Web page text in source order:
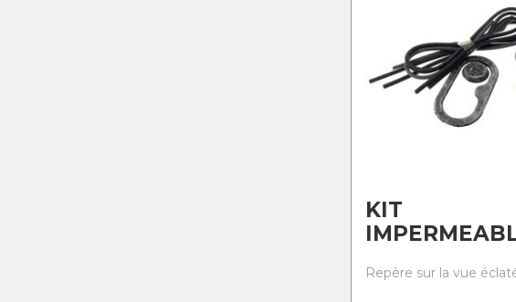
KIT
Repère sur la vue